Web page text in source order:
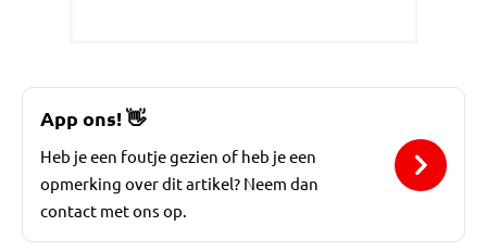
App ons!👋
Heb je een foutje gezien of heb je een
opmerking over dit artikel? Neem dan
contact met ons op.